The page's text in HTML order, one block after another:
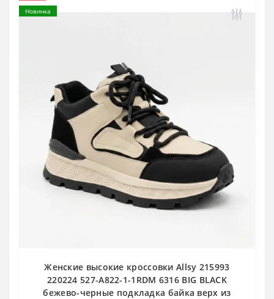
Новинка
Женские высокие кроссовки Allsy 215993
220224 527-A822-1-1RDM 6316 BIG BLACK
бежево-черные подкладка байка верх из